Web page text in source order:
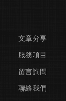
文章分享
服務項目
留言詢問
聯絡我們